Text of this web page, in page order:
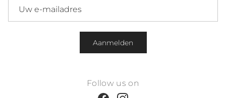
Aanmelden
Follow us on